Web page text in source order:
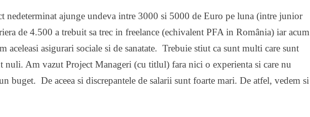
nedeterminat ajunge undeva intre 3000 si 5000 de Euro pe luna (intre junior
de 4.500 a trebuit sa trec in freelance (echivalent PFA in România) iar acum
aceleasi asigurari sociale si de sanatate. Trebuie stiut ca sunt multi care sunt
nuli. Am vazut Project Manageri (cu titlul) fara nici o experienta si care nu
buget. De aceea si discrepantele de salarii sunt foarte mari. De atfel, vedem si